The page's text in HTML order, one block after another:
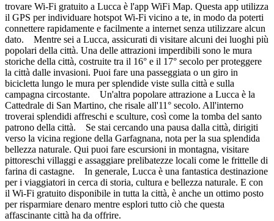
trovare Wi-Fi gratuito a Lucca è l'app WiFi Map. Questa app utilizza
il GPS per individuare hotspot Wi-Fi vicino a te, in modo da poterti
connettere rapidamente e facilmente a internet senza utilizzare alcun
dato. Mentre sei a Lucca, assicurati di visitare alcuni dei luoghi più
popolari della città. Una delle attrazioni imperdibili sono le mura
storiche della città, costruite tra il 16° e il 17° secolo per proteggere
la città dalle invasioni. Puoi fare una passeggiata o un giro in
bicicletta lungo le mura per splendide viste sulla città e sulla
campagna circostante. Un'altra popolare attrazione a Lucca è la
Cattedrale di San Martino, che risale all'11° secolo. All'interno
troverai splendidi affreschi e sculture, così come la tomba del santo
patrono della città. Se stai cercando una pausa dalla città, dirigiti
verso la vicina regione della Garfagnana, nota per la sua splendida
bellezza naturale. Qui puoi fare escursioni in montagna, visitare
pittoreschi villaggi e assaggiare prelibatezze locali come le frittelle di
farina di castagne. In generale, Lucca è una fantastica destinazione
per i viaggiatori in cerca di storia, cultura e bellezza naturale. E con
il Wi-Fi gratuito disponibile in tutta la città, è anche un ottimo posto
per risparmiare denaro mentre esplori tutto ciò che questa
affascinante città ha da offrire.